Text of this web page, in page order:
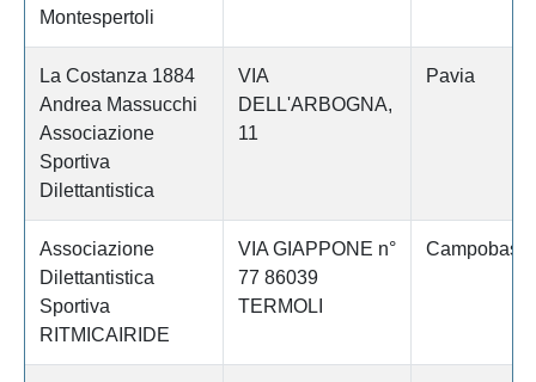
Montespertoli
La Costanza 1884
Andrea Massucchi
Associazione
Sportiva
Dilettantistica
VIA
DELL'ARBOGNA,
11
Pavia
Associazione
Dilettantistica
Sportiva
RITMICAIRIDE
VIA GIAPPONE n°
77 86039
TERMOLI